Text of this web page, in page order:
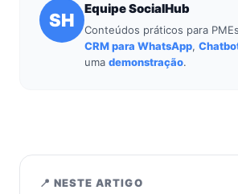
SH
Equipe SocialHub
Conteúdos práticos para
CRM para WhatsApp,
uma demonstração.
📍 NESTE ARTIGO